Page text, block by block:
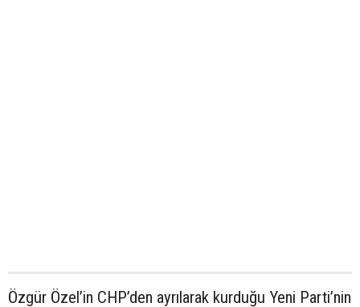
Özgür Özel’in CHP’den ayrılarak kurduğu Yeni Parti’nin